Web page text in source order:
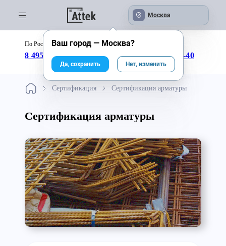
Москва
По России бесплатно:
8 495 246-04-43 8 800 333-25-40
Сертификация Сертификация арматуры
Сертификация арматуры
Ваш город — Москва?
Да, сохранить Нет, изменить